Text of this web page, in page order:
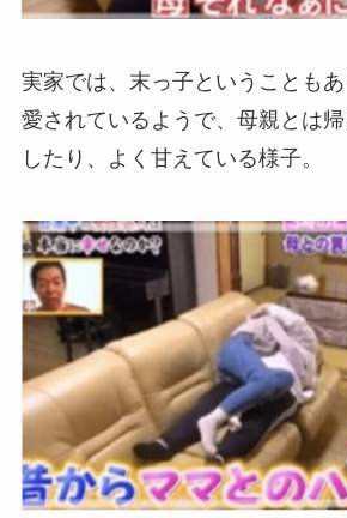
実家では、末っ子ということも
愛されているようで、母親とは
したり、よく甘えている様子。